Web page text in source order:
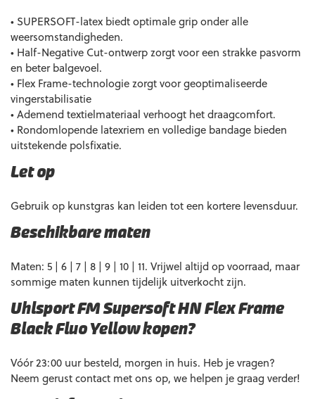
• SUPERSOFT-latex biedt optimale grip onder alle
weersomstandigheden.
• Half-Negative Cut-ontwerp zorgt voor een strakke pasvorm
en beter balgevoel.
• Flex Frame-technologie zorgt voor geoptimaliseerde
vingerstabilisatie
• Ademend textielmateriaal verhoogt het draagcomfort.
• Rondomlopende latexriem en volledige bandage bieden
uitstekende polsfixatie.
Let op
Gebruik op kunstgras kan leiden tot een kortere levensduur.
Beschikbare maten
Maten: 5 | 6 | 7 | 8 | 9 | 10 | 11. Vrijwel altijd op voorraad, maar
sommige maten kunnen tijdelijk uitverkocht zijn.
Uhlsport FM Supersoft HN Flex Frame
Black Fluo Yellow kopen?
Vóór 23:00 uur besteld, morgen in huis. Heb je vragen?
Neem gerust contact met ons op, we helpen je graag verder!